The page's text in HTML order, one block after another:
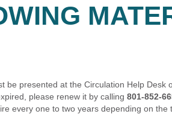
be presented at the Circulation Help Desk
please renew it by calling 801-852-
every one to two years depending on the